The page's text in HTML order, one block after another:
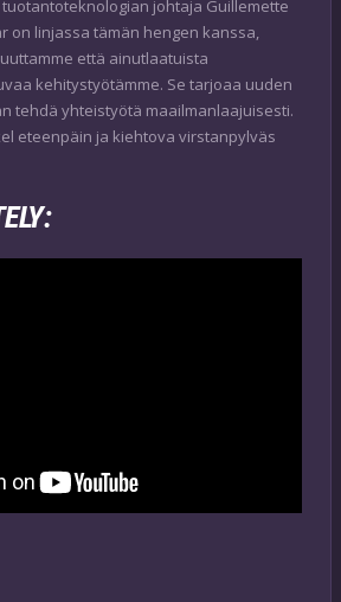
johtaja Guillemette
on linjassa tämän hengen kanssa,
että ainutlaatuista
kehitystyötämme. Se tarjoaa uuden
tehdä yhteistyötä maailmanlaajuisesti.
eteenpäin ja kiehtova virstanpylväs